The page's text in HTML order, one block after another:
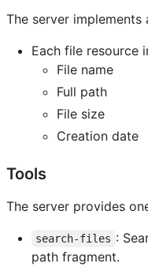
The server implements
Each file resource
File name
Full path
File size
Creation date
Tools
The server provides
search-files :
path fragment.